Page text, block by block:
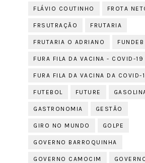
FLÁVIO COUTINHO FROTA
FRSUTRAÇÃO FRUTARIA
FRUTARIA O ADRIANO FUNDEB
FURA FILA DA VACINA - COVID-19
FURA FILA DA VACINA DA COVID-
FUTEBOL FUTURE
GASTRONOMIA GESTÃO
GIRO NO MUNDO GOLPE
GOVERNO BARROQUINHA
GOVERNO CAMOCIM